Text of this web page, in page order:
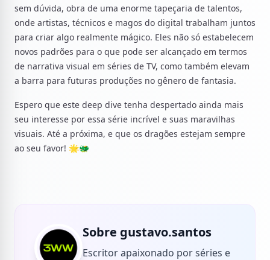
sem dúvida, obra de uma enorme tapeçaria de talentos,
onde artistas, técnicos e magos do digital trabalham juntos
para criar algo realmente mágico. Eles não só estabelecem
novos padrões para o que pode ser alcançado em termos
de narrativa visual em séries de TV, como também elevam
a barra para futuras produções no gênero de fantasia.
Espero que este deep dive tenha despertado ainda mais
seu interesse por essa série incrível e suas maravilhas
visuais. Até a próxima, e que os dragões estejam sempre
ao seu favor! 🌟🐲
Sobre gustavo.santos
Escritor apaixonado por séries e